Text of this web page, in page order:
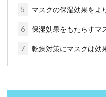
スポーツ
場合、
は必須で
5 マスクの保湿効果をよ
6 保湿効果をもたらすマ
7 乾燥対策にマスクは効